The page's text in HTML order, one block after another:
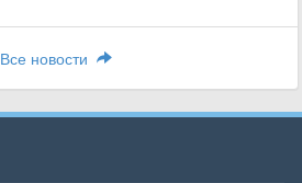
Все новости